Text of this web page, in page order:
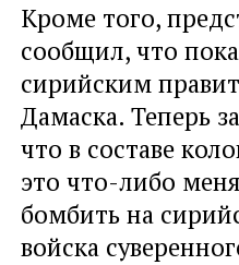
Кроме того,
сообщил, что
сирийским
Дамаска. Теперь
что в составе
это что-либо
бомбить на
войска